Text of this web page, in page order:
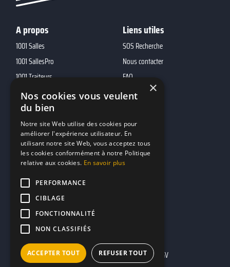
A propos
1001 Salles
1001 SallesPro
1001 Traiteurs
1001 DJ
10h01
MP2
Liens utiles
SOS Recherche
Nous contacter
FAQ
Contacts
marketing@reserverunbar.fr
11 rue Maurice Grandcoing
94200 Ivry-sur-Seine
Mentions légales CGU CGV
×
Nos cookies vous veulent
du bien
Notre site Web utilise des cookies pour
améliorer l'expérience utilisateur. En
utilisant notre site Web, vous acceptez tous
les cookies conformément à notre Politique
relative aux cookies. En savoir plus
PERFORMANCE
CIBLAGE
FONCTIONNALITÉ
NON CLASSIFIÉS
ACCEPTER TOUT REFUSER TOUT